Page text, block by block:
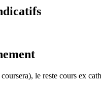
le reste cours ex